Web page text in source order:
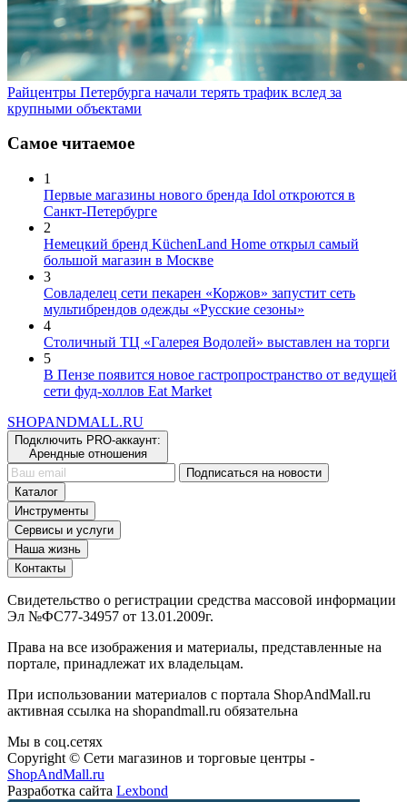
Райцентры Петербурга начали терять трафик вслед за
крупными объектами
Самое читаемое
1
Первые магазины нового бренда Idol откроются в
Санкт-Петербурге
2
Немецкий бренд KüchenLand Home открыл самый
большой магазин в Москве
3
Совладелец сети пекарен «Коржов» запустит сеть
мультибрендов одежды «Русские сезоны»
4
Столичный ТЦ «Галерея Водолей» выставлен на торги
5
В Пензе появится новое гастропространство от ведущей
сети фуд-холлов Eat Market
SHOPANDMALL.RU
Подключить PRO-аккаунт:
Арендные отношения
Подписаться на новости
Каталог
Инструменты
Сервисы и услуги
Наша жизнь
Контакты
Свидетельство о регистрации средства массовой информации
Эл №ФС77-34957 от 13.01.2009г.
Права на все изображения и материалы, представленные на
портале, принадлежат их владельцам.
При использовании материалов с портала ShopAndMall.ru
активная ссылка на shopandmall.ru обязательна
Мы в соц.сетях
Copyright © Сети магазинов и торговые центры -
ShopAndMall.ru
Разработка сайта Lexbond